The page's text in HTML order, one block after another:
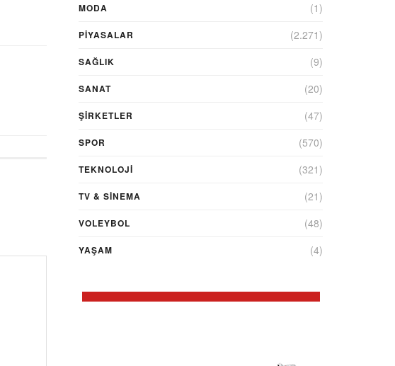
MODA (1)
PİYASALAR (2.271)
SAĞLIK (9)
SANAT (20)
ŞIRKETLER (47)
SPOR (570)
TEKNOLOJİ (321)
TV & SINEMA (21)
VOLEYBOL (48)
YAŞAM (4)